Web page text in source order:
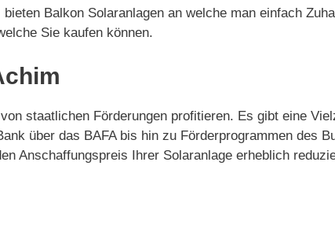
Balkon Solaranlagen an welche man einfach
Sie kaufen können.
staatlichen Förderungen profitieren. Es gibt eine
über das BAFA bis hin zu Förderprogrammen des
Anschaffungspreis Ihrer Solaranlage erheblich